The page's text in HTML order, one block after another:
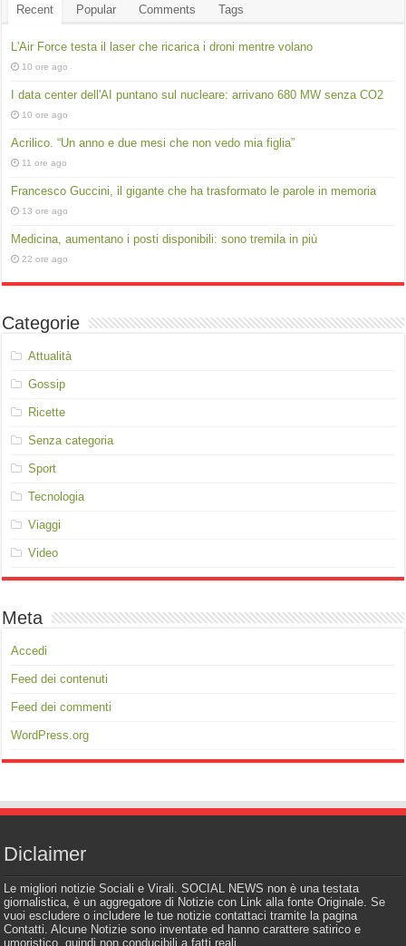
Recent Popular Comments Tags
L'Air Force testa il laser che ricarica i droni mentre volano
10 ore ago
I data center dell'AI puntano sul nucleare: arrivano 680 MW senza CO2
10 ore ago
Acrilico. “Un anno e due mesi che non vedo mia figlia”
11 ore ago
Francesco Guccini, il gigante che ha trasformato le parole in memoria
13 ore ago
Medicina, aumentano i posti disponibili: sono tremila in più
22 ore ago
Categorie
Attualità
Gossip
Ricette
Senza categoria
Sport
Tecnologia
Viaggi
Video
Meta
Accedi
Feed dei contenuti
Feed dei commenti
WordPress.org
Diclaimer
Le migliori notizie Sociali e Virali. SOCIAL NEWS non è una testata
giornalistica, è un aggregatore di Notizie con Link alla fonte Originale. Se
vuoi escludere o includere le tue notizie contattaci tramite la pagina
Contatti. Alcune Notizie sono inventate ed hanno carattere satirico e
umoristico, quindi non conducibili a fatti reali.